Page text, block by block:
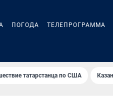
ПОГОДА ТЕЛЕПРОГРАММА
татарстанца по США